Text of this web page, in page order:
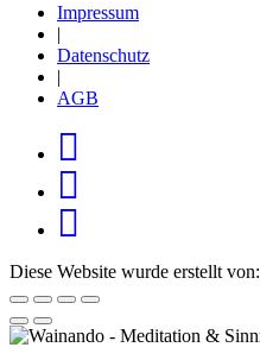
Impressum
|
Datenschutz
|
AGB
Diese Website wurde erstellt von: